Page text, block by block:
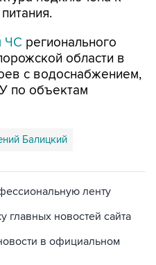
ЧСрегионального
с водоснабжением,
по объектам
новостей сайта
в официальном